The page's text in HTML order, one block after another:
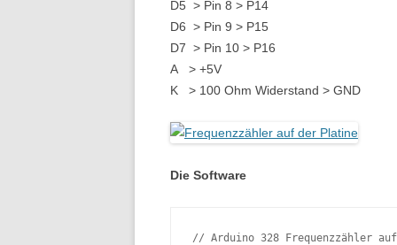
D5 > Pin 8 > P14
D6 > Pin 9 > P15
D7 > Pin 10 > P16
A > +5V
K > 100 Ohm Widerstand > GND
Die Software
// Arduino 328 Frequenzzähler